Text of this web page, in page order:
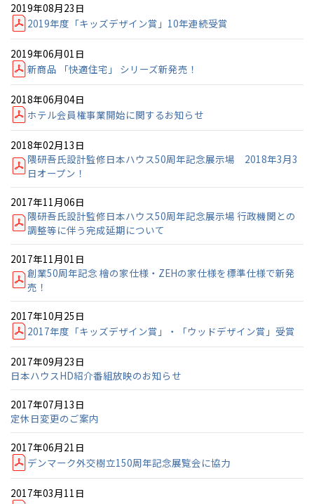
2019年08月23日
2019年度「キッズデザイン賞」10年連続受賞
2019年06月01日
新商品 「快適住宅」 シリーズ新発売！
2018年06月04日
ホテル会員権事業開始に関するお知らせ
2018年02月13日
隈研吾氏設計監修日本ハウス50周年記念展示場 2018年3月3
日オープン！
2017年11月06日
隈研吾氏設計監修日本ハウス50周年記念展示場 行政機関との
調整等に伴う完成延期について
2017年11月01日
創業50周年記念 檜の家仕様・ZEHの家仕様を標準仕様で新発
売！
2017年10月25日
2017年度「キッズデザイン賞」・「ウッドデザイン賞」受賞
2017年09月23日
日本ハウスHD紹介番組放映のお知らせ
2017年07月13日
定休日変更のご案内
2017年06月21日
デンマーク外交樹立150周年記念展覧会に協力
2017年03月11日